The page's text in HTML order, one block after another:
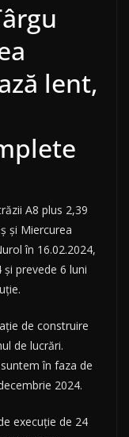
lent,
A8 plus 2,39
și Miercurea
în 16.02.2024,
prevede 6 luni
de construire
de lucrări.
în faza de
2024.
execuție de 24